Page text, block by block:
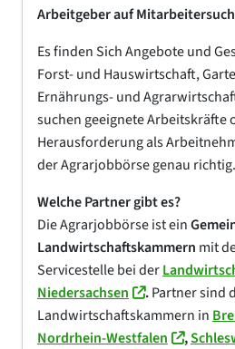
Arbeitgeber auf
Es finden Sich Angebote und
Forst- und Hauswirtschaft,
Ernährungs- und
suchen geeignete Arbeitskräfte
Herausforderung als
der Agrarjobbörse genau richtig.
Welche Partner gibt es?
Die Agrarjobbörse ist ein
Landwirtschaftskammern mit
Servicestelle bei der
Niedersachsen
.Partner sind
Landwirtschaftskammern in
Nordrhein-Westfalen
,